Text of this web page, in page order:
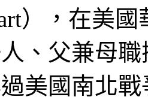
），在美
、父兼母
美國南北